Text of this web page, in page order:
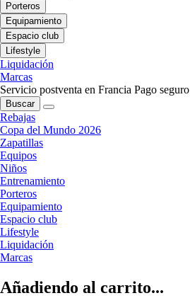
Porteros
Equipamiento
Espacio club
Lifestyle
Liquidación
Marcas
Servicio postventa en Francia Pago seguro
Buscar
Rebajas
Copa del Mundo 2026
Zapatillas
Equipos
Niños
Entrenamiento
Porteros
Equipamiento
Espacio club
Lifestyle
Liquidación
Marcas
Añadiendo al carrito...